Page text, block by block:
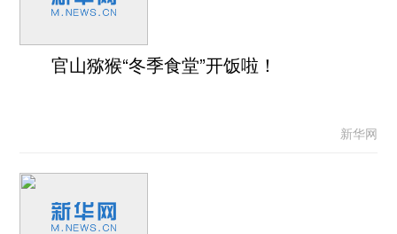
官山猕猴“冬季食堂”开饭啦！
新华网